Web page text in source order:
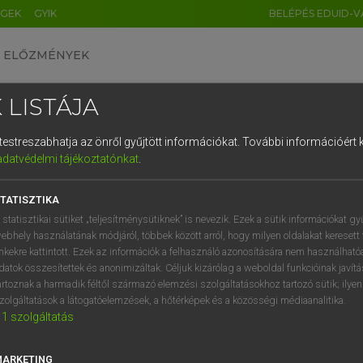
GYIK BELÉPÉS EDUID-
ELŐZMÉNYEK
egyetemes nagyszótár
VAN ELŐFIZETÉSED?
megtekintéséhez.
LISTÁJA
az önről gyűjtött információkat. További információért
tájékoztatónkat.
statisztikai sütiket „teljesítménysütiknek” is nevezik. Ezek a sütik információkat
használatának módjáról, többek között arról, hogy milyen oldalakat keresett
kattintott. Ezek az információk a felhasználó azonosítására nem
összesítettek és anonimizáltak. Céljuk kizárólag a weboldal funkcióinak
a harmadik féltől származó elemzési szolgáltatásokhoz tartozó sütik;
a látogatóelemzések, a hőtérképek és a közösségi médiaanalitika.
1 szolgáltatás
DE CN FR ES IT NL
1 2 3 4 5 6 7 8 9
q w e r t z u i
a s d f g h j k l é
í y x c v b n m , .